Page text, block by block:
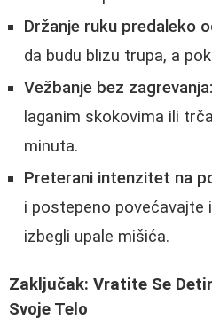
Držanje ruku predaleko
da budu blizu trupa, a
Vežbanje bez zagrevanja:
laganim skokovima ili
minuta.
Preterani intenzitet na
i postepeno
izbegli upale mišića.
Zaključak: Vratite Se
Svoje Telo